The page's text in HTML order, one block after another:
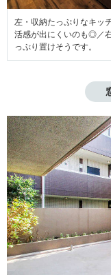
左・収納たっぷりなキッ
活感が出にくいのも◎／
っぷり置けそうです。